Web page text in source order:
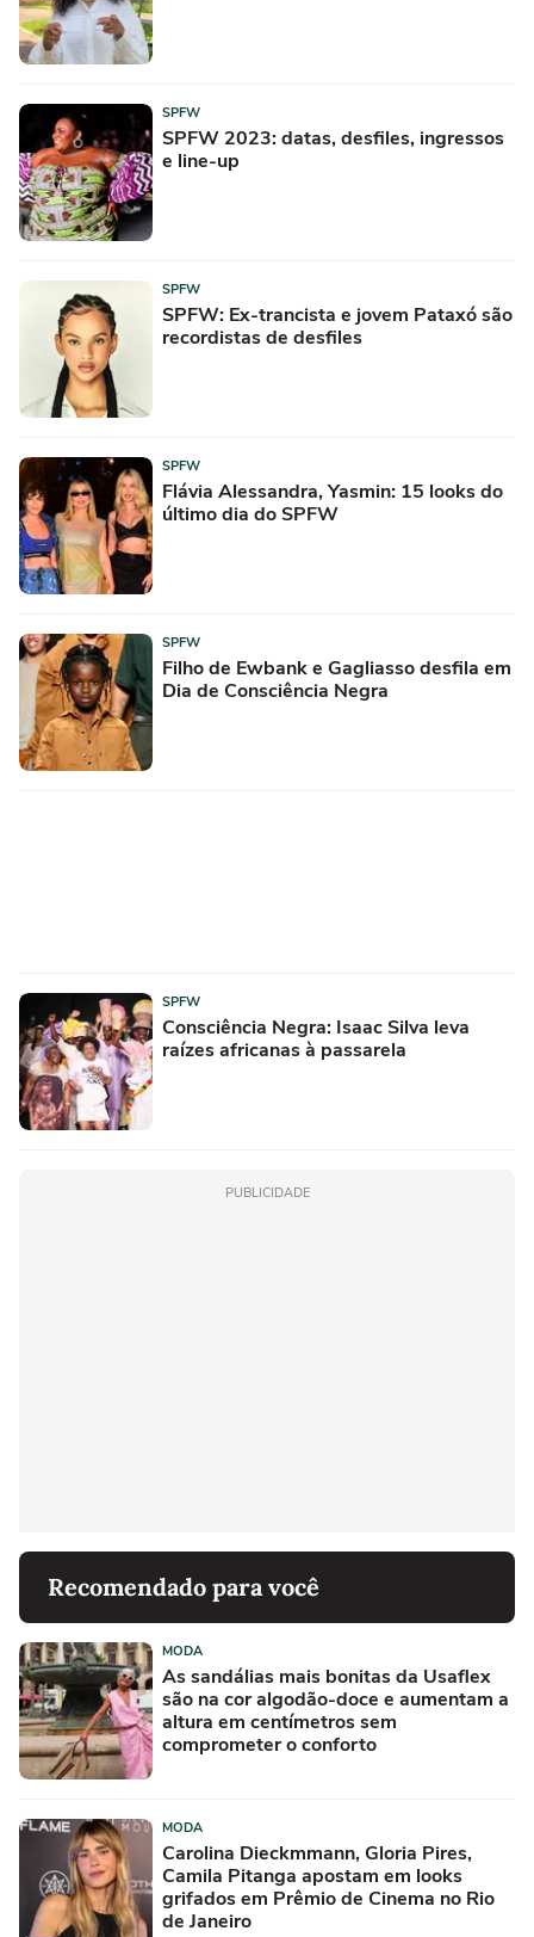
SPFW
SPFW 2023: datas, desfiles, ingressos
e line-up
SPFW
SPFW: Ex-trancista e jovem Pataxó são
recordistas de desfiles
SPFW
Flávia Alessandra, Yasmin: 15 looks do
último dia do SPFW
SPFW
Filho de Ewbank e Gagliasso desfila em
Dia de Consciência Negra
SPFW
Consciência Negra: Isaac Silva leva
raízes africanas à passarela
PUBLICIDADE
Recomendado para você
MODA
As sandálias mais bonitas da Usaflex
são na cor algodão-doce e aumentam a
altura em centímetros sem
comprometer o conforto
MODA
Carolina Dieckmmann, Gloria Pires,
Camila Pitanga apostam em looks
grifados em Prêmio de Cinema no Rio
de Janeiro